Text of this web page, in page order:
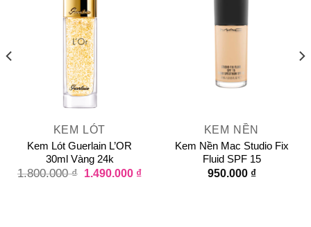
KEM LÓT
Kem Lót Guerlain L’OR
30ml Vàng 24k
1.800.000₫ 1.490.000 ₫
KEM NỀN
Kem Nền Mac Studio Fix
Fluid SPF 15
950.000 ₫